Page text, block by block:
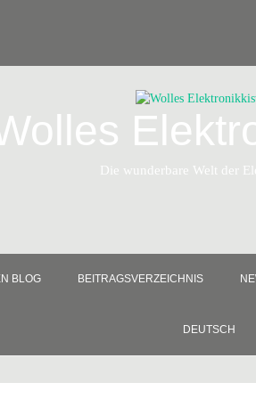
Die wunderbare Welt der
BLOG BEITRAGSVERZEICHNIS
DEUTSCH